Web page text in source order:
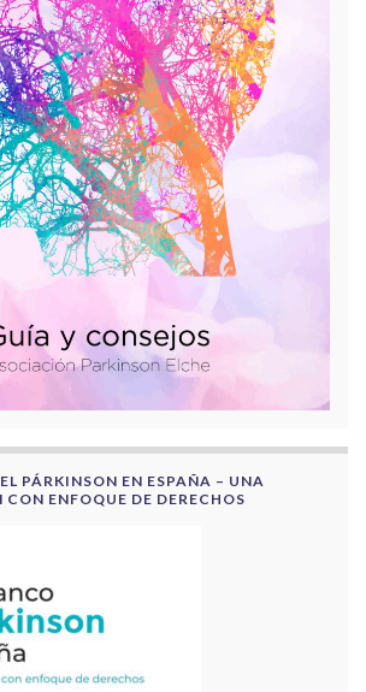
PÁRKINSON EN ESPAÑA – UNA
ENFOQUE DE DERECHOS